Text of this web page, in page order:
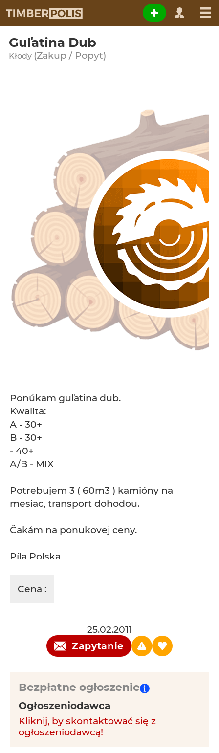
Guľatina Dub
Kłody (Zakup / Popyt)
Ponúkam guľatina dub.
Kwalita:
A - 30+
B - 30+
- 40+
A/B - MIX
Potrebujem 3 ( 60m3 ) kamióny na
mesiac, transport dohodou.
Čakám na ponukovej ceny.
Píla Polska
Cena :
25.02.2011
Zapytanie
Bezpłatne ogłoszenie
Ogłoszeniodawca
Kliknij, by skontaktować się z
ogłoszeniodawcą!